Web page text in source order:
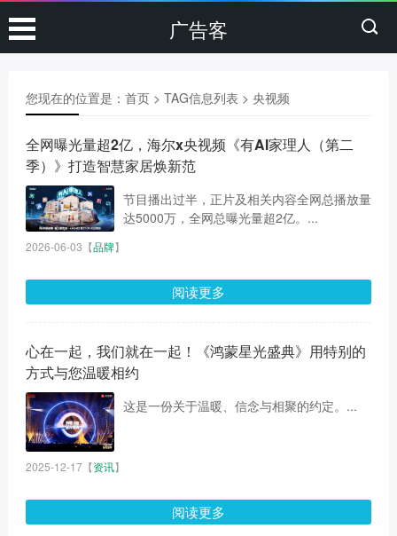
广告客
您现在的位置是： 首页> TAG信息列表 > 央视频
全网曝光量超2亿，海尔x央视频《有AI家理人（第二
季）》打造智慧家居焕新范
节目播出过半，正片及相关内容全网总播放量
达5000万，全网总曝光量超2亿。...
2026-06-03 【品牌】
阅读更多
心在一起，我们就在一起！《鸿蒙星光盛典》用特别的
方式与您温暖相约
这是一份关于温暖、信念与相聚的约定。...
2025-12-17【资讯】
阅读更多